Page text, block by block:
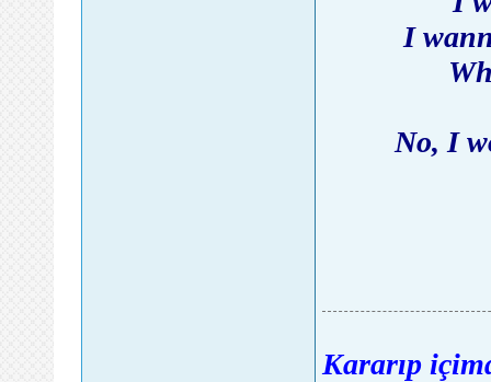
I
No, I
Kararıp